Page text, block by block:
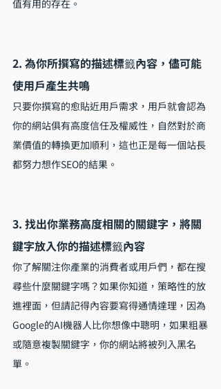
值有用的存在。
2. 為你所撰寫的描述標籤內容，儘可能
使用戶產生共鳴
只要你撰寫的愈貼近用戶需求，用戶就會認為
你的網站俱有高度信任及權威性，自然對於商
業價值的轉換更加順利，這也正是每一個站長
都努力想作SEO的結果。
3. 找出你業務高度相關的關鍵字，將關
鍵字放入你的描述標籤內容
你了解關注你產業的消費者或用戶們，都在搜
尋些什麼關鍵字嗎？如果你知道，策略性的放
進裡面，但請記得內容要寫得通情達理，因為
Google的AI機器人比你想像中聰明，如果粗暴
或隨意複製關鍵字，你的網站將被列入黑名
單。